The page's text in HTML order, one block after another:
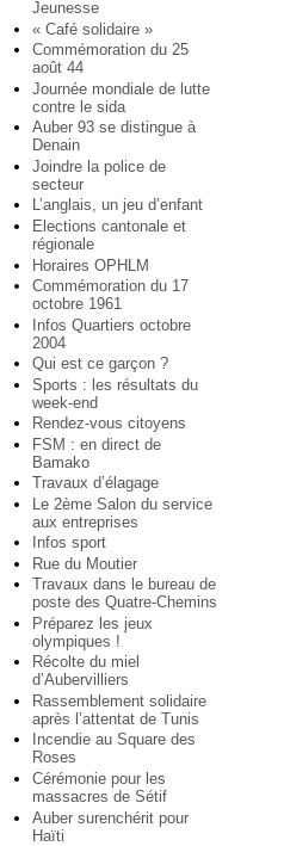
Jeunesse
« Café solidaire »
Commémoration du 25
août 44
Journée mondiale de lutte
contre le sida
Auber 93 se distingue à
Denain
Joindre la police de
secteur
L’anglais, un jeu d’enfant
Elections cantonale et
régionale
Horaires OPHLM
Commémoration du 17
octobre 1961
Infos Quartiers octobre
2004
Qui est ce garçon ?
Sports : les résultats du
week-end
Rendez-vous citoyens
FSM : en direct de
Bamako
Travaux d’élagage
Le 2ème Salon du service
aux entreprises
Infos sport
Rue du Moutier
Travaux dans le bureau de
poste des Quatre-Chemins
Préparez les jeux
olympiques !
Récolte du miel
d’Aubervilliers
Rassemblement solidaire
après l’attentat de Tunis
Incendie au Square des
Roses
Cérémonie pour les
massacres de Sétif
Auber surenchérit pour
Haïti